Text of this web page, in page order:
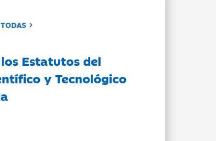
Estatutos del
y Tecnológico